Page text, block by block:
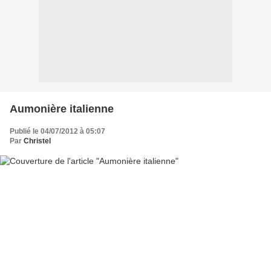
Aumonière italienne
Publié le 04/07/2012 à 05:07
Par Christel